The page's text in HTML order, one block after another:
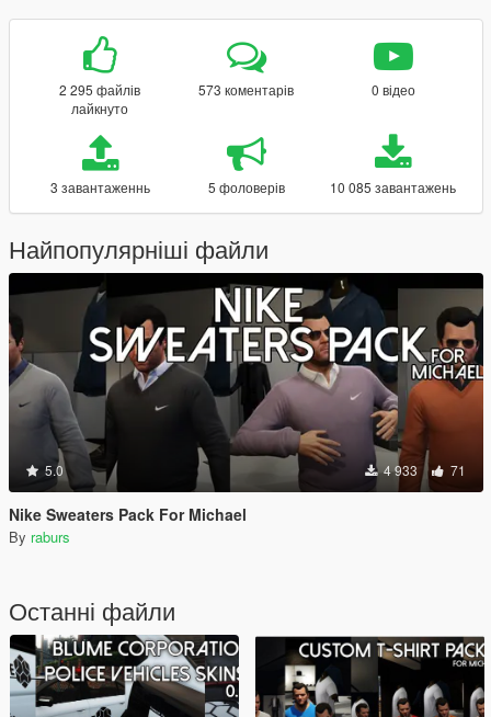
2 295 файлів
лайкнуто
573 коментарів 0 відео
3 завантаженнь 5 фоловерів 10 085 завантажень
Найпопулярніші файли
5.0 4 933 71
Nike Sweaters Pack For Michael
By raburs
Останні файли